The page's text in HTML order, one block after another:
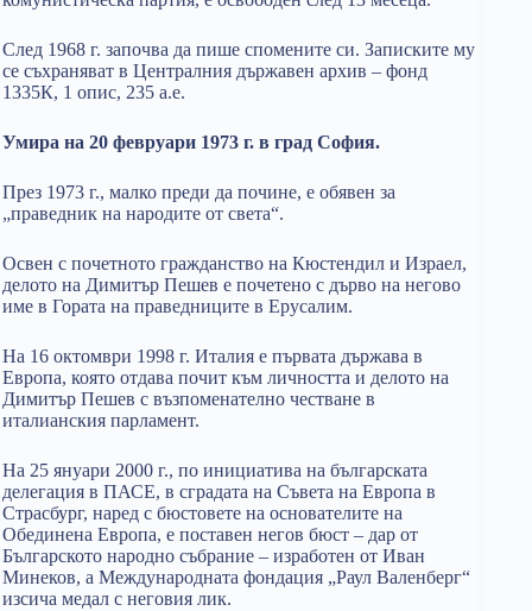
След 1968 г. започва да пише спомените си. Записките му
се съхраняват в Централния държавен архив – фонд
1335К, 1 опис, 235 а.е.
Умира на 20 февруари 1973 г. в град София.
През 1973 г., малко преди да почине, е обявен за
„праведник на народите от света“.
Освен с почетното гражданство на Кюстендил и Израел,
делото на Димитър Пешев е почетено с дърво на негово
име в Гората на праведниците в Ерусалим.
На 16 октомври 1998 г. Италия е първата държава в
Европа, която отдава почит към личността и делото на
Димитър Пешев с възпоменателно честване в
италианския парламент.
На 25 януари 2000 г., по инициатива на българската
делегация в ПАСЕ, в сградата на Съвета на Европа в
Страсбург, наред с бюстовете на основателите на
Обединена Европа, е поставен негов бюст – дар от
Българското народно събрание – изработен от Иван
Минеков, а Международната фондация „Раул Валенберг“
изсича медал с неговия лик.